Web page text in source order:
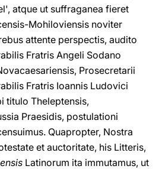
atque ut suffraganea fieret
Mohiloviensis noviter
attente perspectis, audito
Fratris Angeli Sodano
Prosecretarii
Fratris Ioannis Ludovici
titulo Theleptensis,
Praesidis, postulationi
Quapropter, Nostra
et auctoritate, his Litteris,
Latinorum ita immutamus, ut